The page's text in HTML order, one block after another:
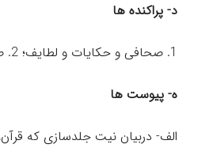
د- پراکنده ها
1. صحافی و حکایات و لطایف؛ 2. صحافی و احکام نجوم؛ 3. صحافی و وقف.
ه- پیوست ها
الف- دربیان نیت جلدسازی که